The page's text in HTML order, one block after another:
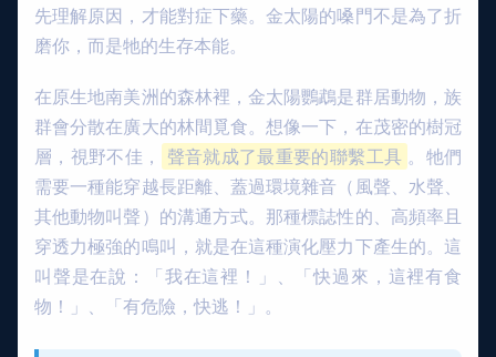
先理解原因，才能對症下藥。金太陽的嗓門不是為了折
磨你，而是牠的生存本能。
在原生地南美洲的森林裡，金太陽鸚鵡是群居動物，族
群會分散在廣大的林間覓食。想像一下，在茂密的樹冠
層，視野不佳，
聲音就成了最重要的聯繫工具 。牠們
需要一種能穿越長距離、蓋過環境雜音（風聲、水聲、
其他動物叫聲）的溝通方式。那種標誌性的、高頻率且
穿透力極強的鳴叫，就是在這種演化壓力下產生的。這
叫聲是在說：「我在這裡！」、「快過來，這裡有食
物！」、「有危險，快逃！」。